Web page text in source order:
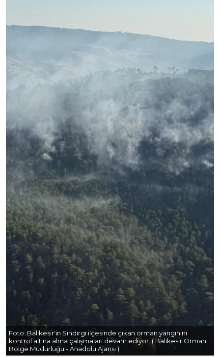
Foto: Balıkesir'in Sındırgı ilçesinde çıkan orman yangınını
kontrol altına alma çalışmaları devam ediyor. ( Balıkesir Orman
Bölge Müdürlüğü - Anadolu Ajansı )